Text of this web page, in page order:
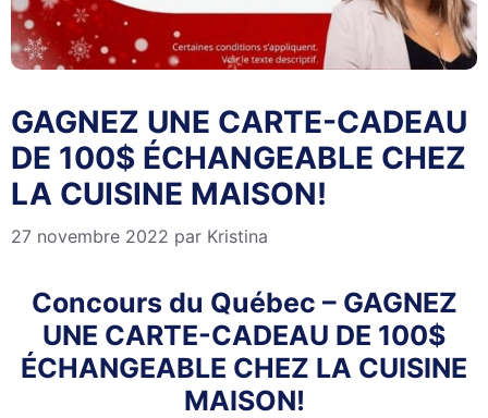
GAGNEZ UNE CARTE-CADEAU
DE 100$ ÉCHANGEABLE CHEZ
LA CUISINE MAISON!
27 novembre 2022 par Kristina
Concours du Québec – GAGNEZ
UNE CARTE-CADEAU DE 100$
ÉCHANGEABLE CHEZ LA CUISINE
MAISON!